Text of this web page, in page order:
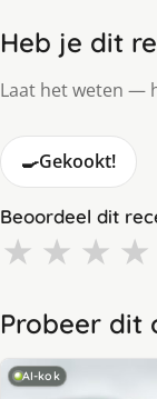
Heb je dit
Laat het weten —
🍳Gekookt!
Beoordeel dit
★ ★ ★ ★
Probeer dit
AI-kok